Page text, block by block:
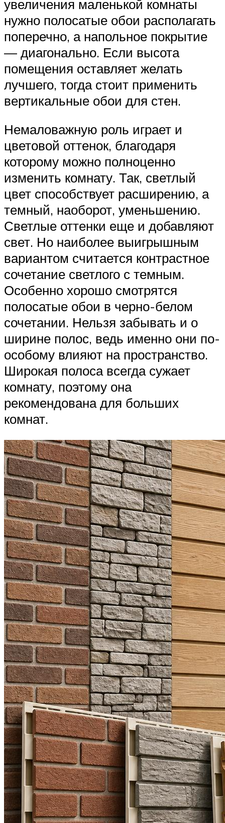
увеличения маленькой комнаты
нужно полосатые обои располагать
поперечно, а напольное покрытие
— диагонально. Если высота
помещения оставляет желать
лучшего, тогда стоит применить
вертикальные обои для стен.
Немаловажную роль играет и
цветовой оттенок, благодаря
которому можно полноценно
изменить комнату. Так, светлый
цвет способствует расширению, а
темный, наоборот, уменьшению.
Светлые оттенки еще и добавляют
свет. Но наиболее выигрышным
вариантом считается контрастное
сочетание светлого с темным.
Особенно хорошо смотрятся
полосатые обои в черно-белом
сочетании. Нельзя забывать и о
ширине полос, ведь именно они по-
особому влияют на пространство.
Широкая полоса всегда сужает
комнату, поэтому она
рекомендована для больших
комнат.